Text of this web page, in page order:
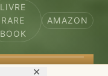
✕
LIVRE
RARE
BOOK
AMAZON